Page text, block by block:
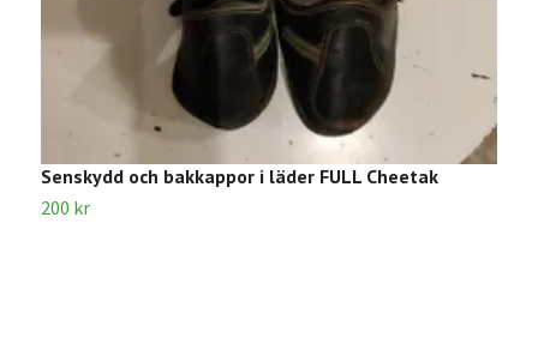
Senskydd och bakkappor i läder FULL Cheetak
200 kr